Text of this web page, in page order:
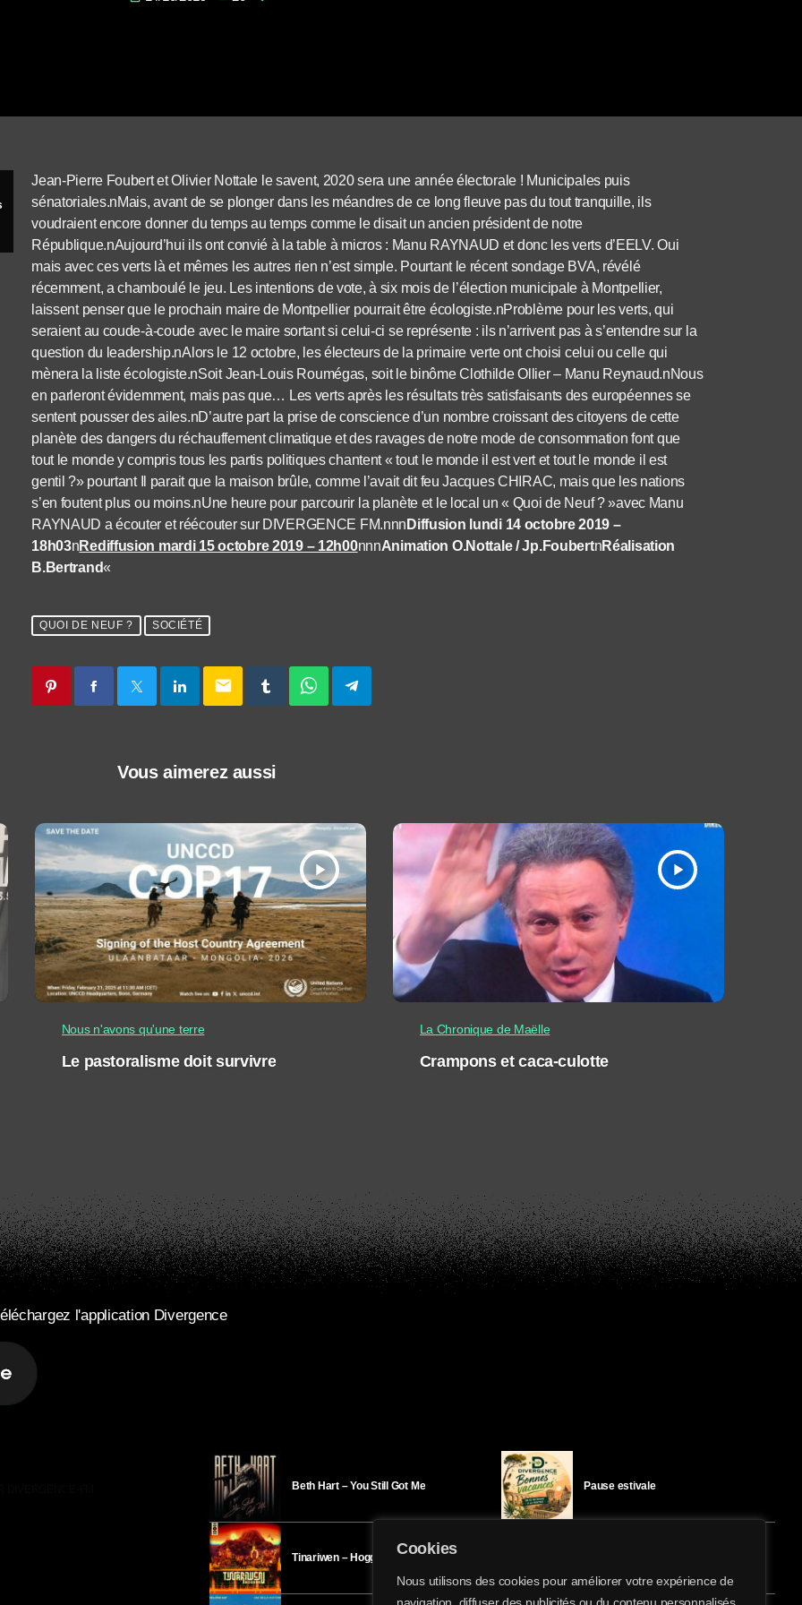
Cookies
Nous utilisons des cookies pour améliorer votre expérience de
Jean-Pierre Foubert et Olivier Nottale le savent, 2020 sera une année électorale ! Municipales puis
sénatoriales.nMais, avant de se plonger dans les méandres de ce long fleuve pas du tout tranquille, ils
voudraient encore donner du temps au temps comme le disait un ancien président de notre
République.nAujourd’hui ils ont convié à la table à micros : Manu RAYNAUD et donc les verts d’EELV. Oui
mais avec ces verts là et mêmes les autres rien n’est simple. Pourtant le récent sondage BVA, révélé
récemment, a chamboulé le jeu. Les intentions de vote, à six mois de l’élection municipale à Montpellier,
laissent penser que le prochain maire de Montpellier pourrait être écologiste.nProblème pour les verts, qui
seraient au coude-à-coude avec le maire sortant si celui-ci se représente : ils n’arrivent pas à s’entendre sur la
question du leadership.nAlors le 12 octobre, les électeurs de la primaire verte ont choisi celui ou celle qui
mènera la liste écologiste.nSoit Jean-Louis Roumégas, soit le binôme Clothilde Ollier – Manu Reynaud.nNous
en parleront évidemment, mais pas que… Les verts après les résultats très satisfaisants des européennes se
sentent pousser des ailes.nD’autre part la prise de conscience d’un nombre croissant des citoyens de cette
planète des dangers du réchauffement climatique et des ravages de notre mode de consommation font que
tout le monde y compris tous les partis politiques chantent « tout le monde il est vert et tout le monde il est
gentil ?» pourtant Il parait que la maison brûle, comme l’avait dit feu Jacques CHIRAC, mais que les nations
s’en foutent plus ou moins.nUne heure pour parcourir la planète et le local un « Quoi de Neuf ? »avec Manu
RAYNAUD a écouter et réécouter sur DIVERGENCE FM.nnn Diffusion lundi 14 octobre 2019 –
18h03nRediffusion mardi 15 octobre 2019 – 12h00nnnAnimation O.Nottale / Jp.FoubertnRéalisation
B.Bertrand«
QUOI DE NEUF ? SOCIÉTÉ
email
Vous aimerez aussi
play_arrow
Nous n'avons qu'une terre
Le pastoralisme doit survivre
play_arrow
La Chronique de Maëlle
Crampons et caca-culotte
l'application Divergence
Beth Hart – You Still Got Me
Tinariwen – Hoggar
Pause estivale